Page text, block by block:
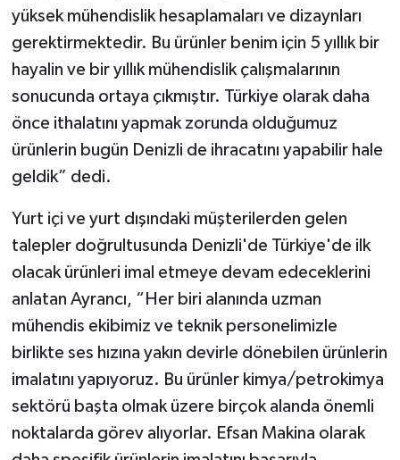
yüksek mühendislik hesaplamaları ve dizaynları
gerektirmektedir. Bu ürünler benim için 5 yıllık bir
hayalin ve bir yıllık mühendislik çalışmalarının
sonucunda ortaya çıkmıştır. Türkiye olarak daha
önce ithalatını yapmak zorunda olduğumuz
ürünlerin bugün Denizli de ihracatını yapabilir hale
geldik” dedi.
Yurt içi ve yurt dışındaki müşterilerden gelen
talepler doğrultusunda Denizli'de Türkiye'de ilk
olacak ürünleri imal etmeye devam edeceklerini
anlatan Ayrancı, “Her biri alanında uzman
mühendis ekibimiz ve teknik personelimizle
birlikte ses hızına yakın devirle dönebilen ürünlerin
imalatını yapıyoruz. Bu ürünler kimya/petrokimya
sektörü başta olmak üzere birçok alanda önemli
noktalarda görev alıyorlar. Efsan Makina olarak